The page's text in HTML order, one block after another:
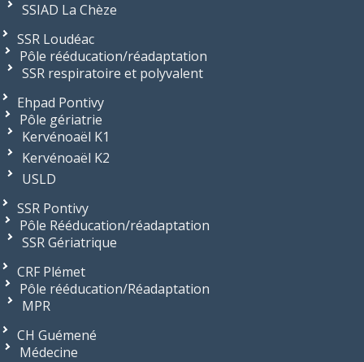
SSIAD La Chèze
SSR Loudéac
Pôle rééducation/réadaptation
SSR respiratoire et polyvalent
Ehpad Pontivy
Pôle gériatrie
Kervénoaël K1
Kervénoaël K2
USLD
SSR Pontivy
Pôle Rééducation/réadaptation
SSR Gériatrique
CRF Plémet
Pôle rééducation/Réadaptation
MPR
CH Guémené
Médecine